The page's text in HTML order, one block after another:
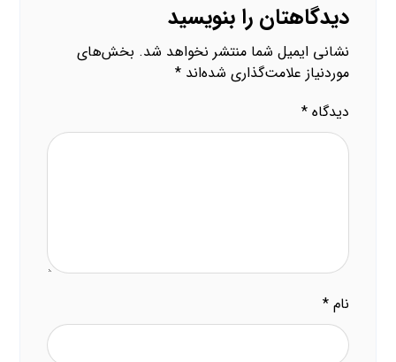
دیدگاهتان را بنویسید
نشانی ایمیل شما منتشر نخواهد شد. بخش‌های
موردنیاز علامت‌گذاری شده‌اند*
دیدگاه*
نام*